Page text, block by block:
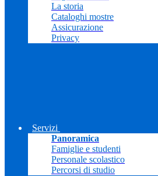
La storia
Cataloghi mostre
Assicurazione
Privacy
Servizi
Panoramica
Famiglie e studenti
Personale scolastico
Percorsi di studio